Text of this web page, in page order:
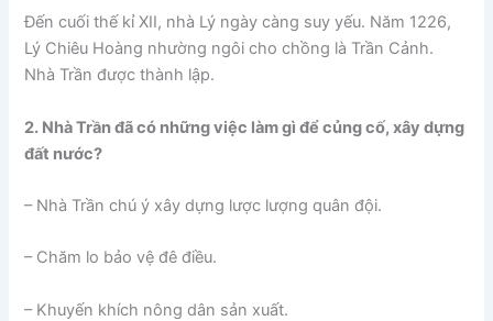
Đến cuối thế kỉ XII, nhà Lý ngày càng suy yếu. Năm 1226,
Lý Chiêu Hoàng nhường ngôi cho chồng là Trần Cảnh.
Nhà Trần được thành lập.
2. Nhà Trần đã có những việc làm gì để củng cố, xây dựng
đất nước?
– Nhà Trần chú ý xây dựng lược lượng quân đội.
– Chăm lo bảo vệ đê điều.
– Khuyến khích nông dân sản xuất.